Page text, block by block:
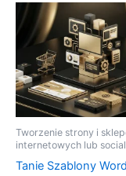
Tworzenie strony i
internetowych lub
Tanie Szablony